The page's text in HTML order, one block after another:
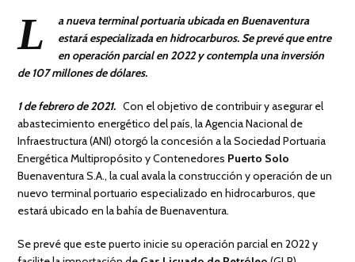
L
a nueva terminal portuaria ubicada en Buenaventura
estará especializada en hidrocarburos. Se prevé que entre
en operación parcial en 2022 y contempla una inversión
de 107 millones de dólares.
1 de febrero de 2021.Con el objetivo de contribuir y asegurar el
abastecimiento energético del país, la Agencia Nacional de
Infraestructura (ANI) otorgó la concesión a la Sociedad Portuaria
Energética Multipropósito y Contenedores Puerto Solo
Buenaventura S.A., la cual avala la construcción y operación de un
nuevo terminal portuario especializado en hidrocarburos, que
estará ubicado en la bahía de Buenaventura.
Se prevé que este puerto inicie su operación parcial en 2022 y